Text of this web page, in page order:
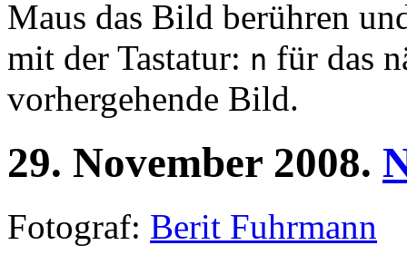
Maus das Bild berühren
mit der Tastatur: n für das
vorhergehende Bild.
29. November 2008.
Fotograf: Berit Fuhrmann